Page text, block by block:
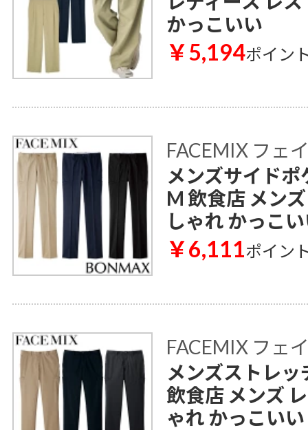
かっこいい
￥5,194ポイン
FACEMIX フェ
メンズサイド
M 飲食店 メン
しゃれ かっこ
￥6,111ポイン
FACEMIX フェ
メンズストレ
飲食店 メンズ
ゃれ かっこいい